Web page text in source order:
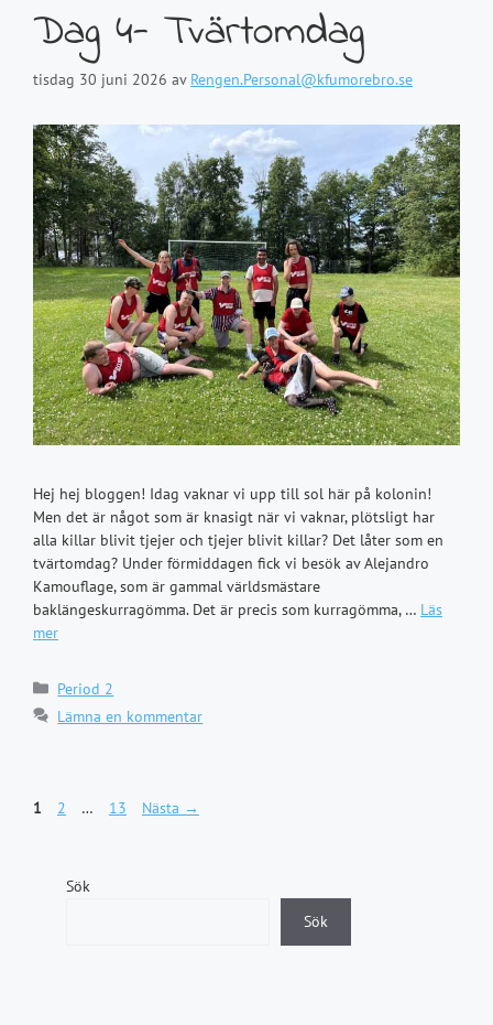
Dag 4- Tvärtomdag
tisdag 30 juni 2026 av Rengen.Personal@kfumorebro.se
Hej hej bloggen! Idag vaknar vi upp till sol här på kolonin!
Men det är något som är knasigt när vi vaknar, plötsligt har
alla killar blivit tjejer och tjejer blivit killar? Det låter som en
tvärtomdag? Under förmiddagen fick vi besök av Alejandro
Kamouflage, som är gammal världsmästare
baklängeskurragömma. Det är precis som kurragömma, … Läs
mer
Kategorier
Period 2
Lämna en kommentar
Sida
1 Sida
2 … Sida
13 Nästa →
Sök
Sök